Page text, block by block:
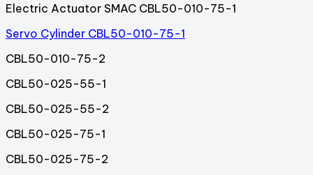
Electric Actuator SMAC CBL50-010-75-1
Servo Cylinder CBL50-010-75-1
CBL50-010-75-2
CBL50-025-55-1
CBL50-025-55-2
CBL50-025-75-1
CBL50-025-75-2